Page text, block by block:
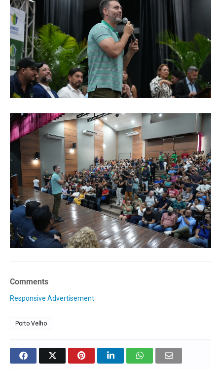
Comments
Responsive Advertisement
Porto Velho